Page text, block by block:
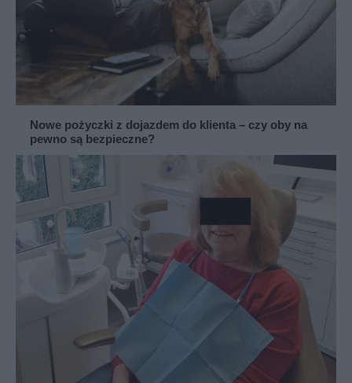
Nowe pożyczki z dojazdem do klienta – czy oby na
pewno są bezpieczne?